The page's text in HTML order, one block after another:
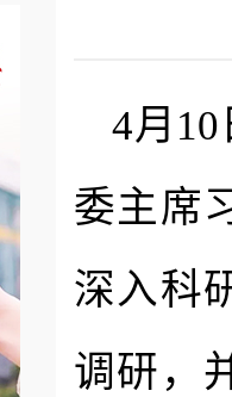
4月
委主席
深入科
调研，